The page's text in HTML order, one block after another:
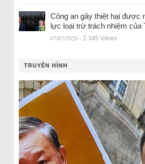
Công an gây thiệt hại được
lực loại trừ trách nhiệm của
07/07/2026 - 2.345 Views
TRUYỀN HÌNH